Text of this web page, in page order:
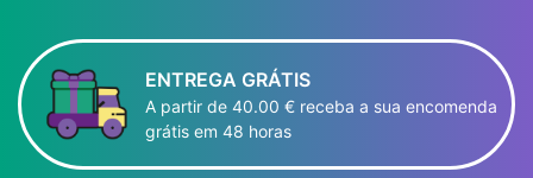
ENTREGA GRÁTIS
A partir de 40.00 € receba a sua encomenda
grátis em 48 horas